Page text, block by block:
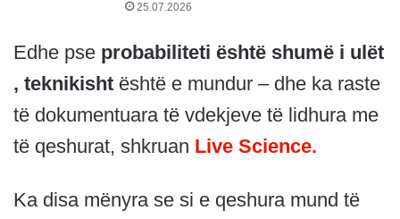
25.07.2026
Edhe pse probabiliteti është shumë i ulët
, teknikisht është e mundur – dhe ka raste
të dokumentuara të vdekjeve të lidhura me
të qeshurat, shkruan Live Science.
Ka disa mënyra se si e qeshura mund të